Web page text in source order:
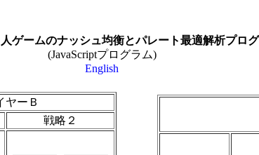
ゲームのナッシュ均衡とパレート最適解析プロ
(JavaScriptプログラム)
English
ヤーＢ
戦略２